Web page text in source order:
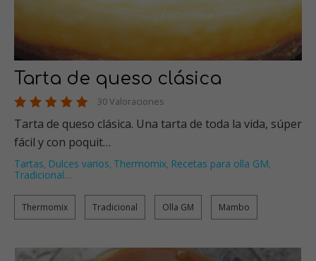
Tarta de queso clásica
30 Valoraciones
Tarta de queso clásica. Una tarta de toda la vida, súper
fácil y con poquit…
Tartas, Dulces varios, Thermomix, Recetas para olla GM,
Tradicional…
Thermomix Tradicional Olla GM Mambo